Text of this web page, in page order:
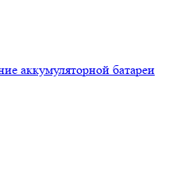
аккумуляторной батареи